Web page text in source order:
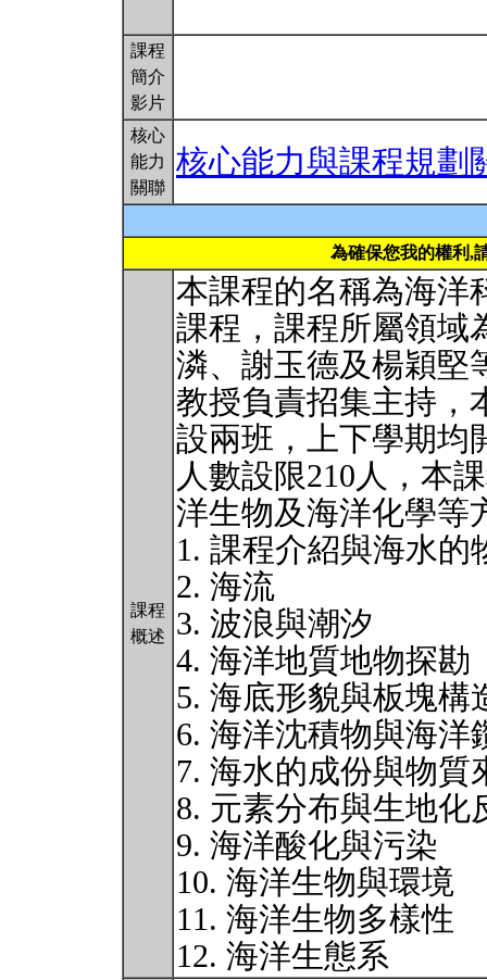
課程
簡介
影片
核心
能力
關聯
核心能力與課程規劃
為確保您我的權利,
課程
概述
本課程的名稱為海洋
課程，課程所屬領域
潾、謝玉德及楊穎堅
教授負責招集主持，
設兩班，上下學期均
人數設限210人，本
洋生物及海洋化學等
1. 課程介紹與海水的
2. 海流
3. 波浪與潮汐
4. 海洋地質地物探勘
5. 海底形貌與板塊構
6. 海洋沈積物與海洋
7. 海水的成份與物質
8. 元素分布與生地化
9. 海洋酸化與污染
10. 海洋生物與環境
11. 海洋生物多樣性
12. 海洋生態系